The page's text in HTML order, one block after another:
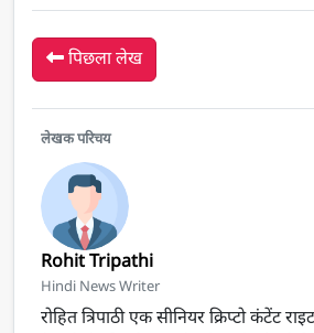
पिछला लेख
लेखक परिचय
Rohit Tripathi
Hindi News Writer
रोहित त्रिपाठी एक सीनियर क्रिप्टो कंटेंट